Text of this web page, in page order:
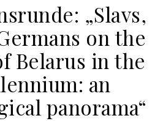
„Slavs,
on the
Belarus in the
an
panorama“